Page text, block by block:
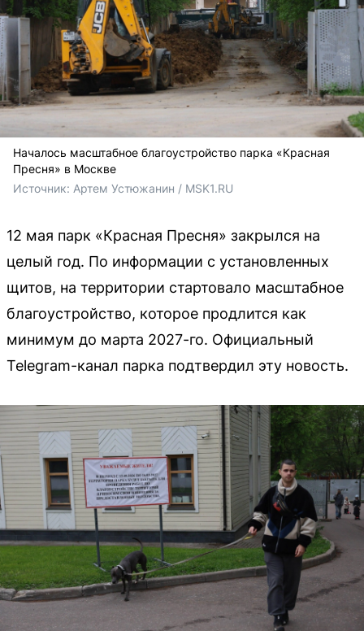
Началось масштабное благоустройство парка «Красная
Пресня» в Москве
Источник: Артем Устюжанин / MSK1.RU
12 мая парк «Красная Пресня» закрылся на
целый год. По информации с установленных
щитов, на территории стартовало масштабное
благоустройство, которое продлится как
минимум до марта 2027-го. Официальный
Telegram-канал парка подтвердил эту новость.